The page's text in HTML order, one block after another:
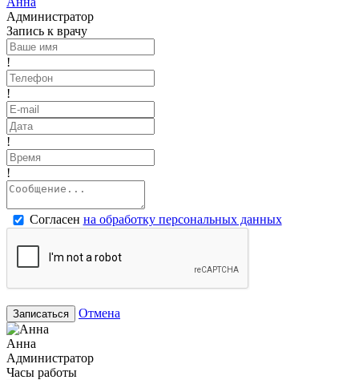
Администратор
Запись к врачу
!
!
!
!
Согласен на обработку персональных данных
Записаться Отмена
Анна
Администратор
Часы работы